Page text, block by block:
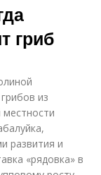
гриб
из
развития и
«рядовка» в